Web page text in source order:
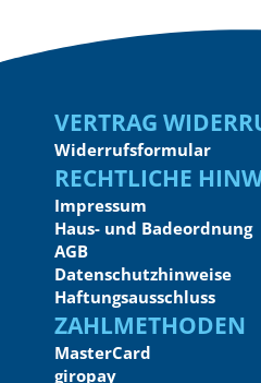
Vertrag
Widerrufsformular
Rechtliche
Impressum
Haus- und Badeordnung
AGB
Datenschutzhinweise
Haftungsausschluss
Zahlmethoden
MasterCard
giropay